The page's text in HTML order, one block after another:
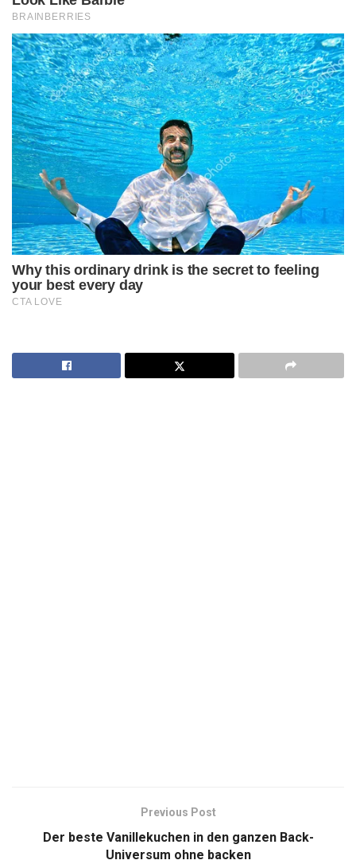
Previous Post
Der beste Vanillekuchen in den ganzen Back-
Universum ohne backen